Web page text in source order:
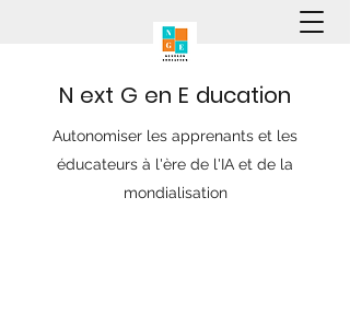
N ext G en E ducation
Autonomiser les apprenants et les
éducateurs à l'ère de l'IA et de la
mondialisation